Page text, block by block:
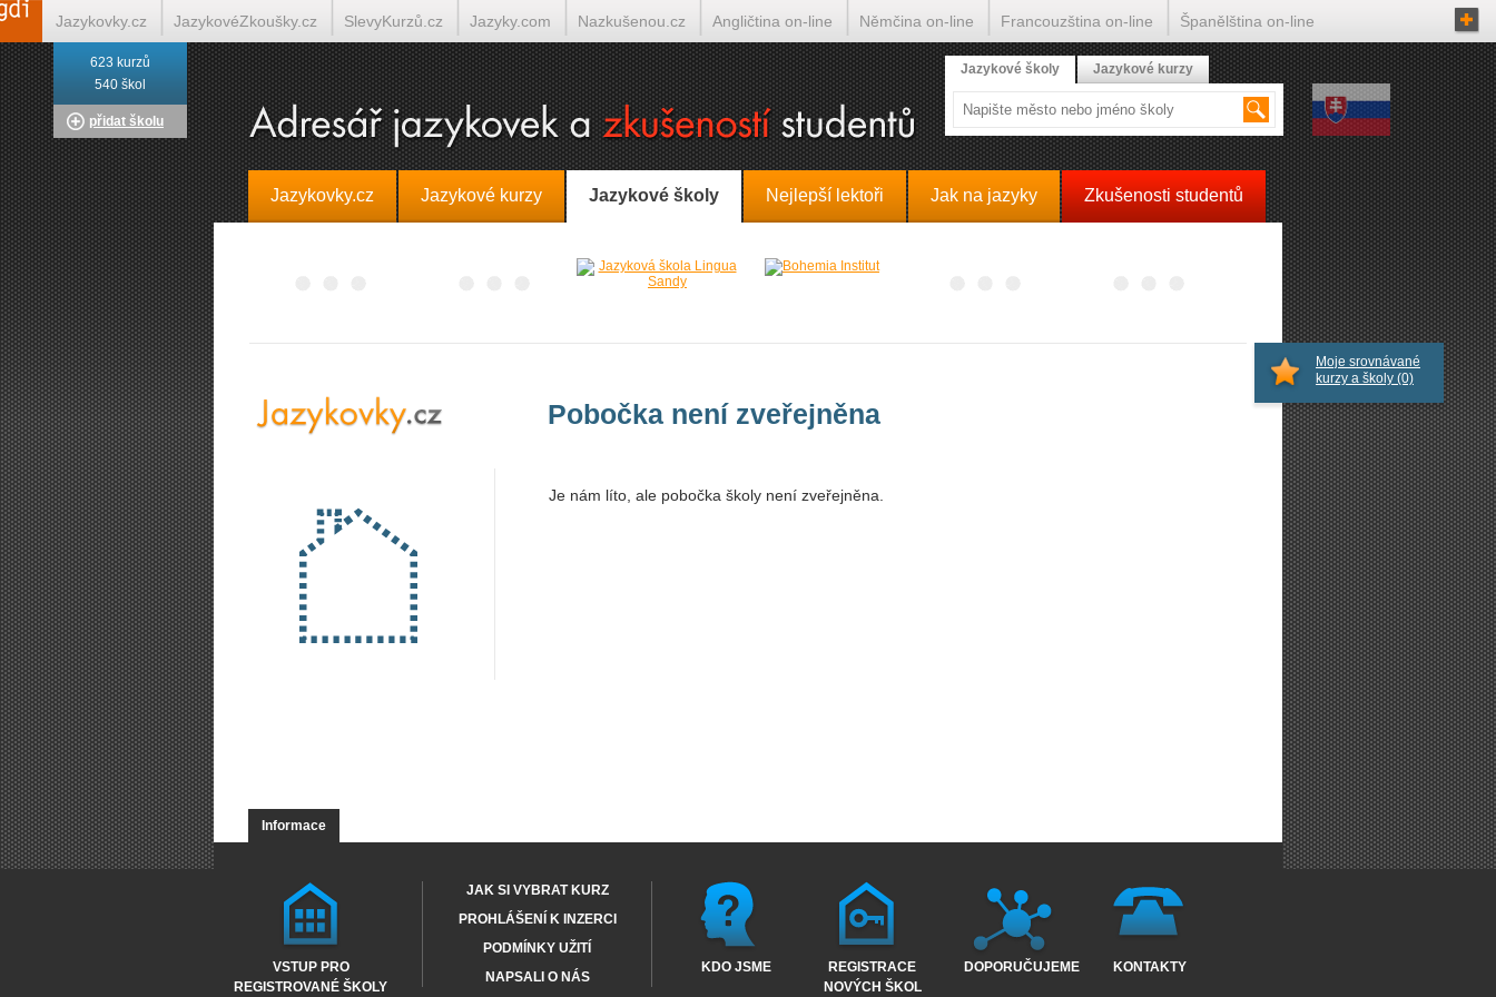
Jazykovky.cz Jazykové kurzy Jazykové školy Nejlepší lektoři Jak na jazyky Zkušenosti studentů
Pobočka není zveřejněna
Je nám líto, ale pobočka školy není zveřejněna.
Moje srovnávané
kurzy a školy (0)
623 kurzů
540 škol
přidat školu
Jazykové školy Jazykové kurzy
Informace
VSTUP PRO
REGISTROVANÉ ŠKOLY
JAK SI VYBRAT KURZ
PROHLÁŠENÍ K INZERCI
PODMÍNKY UŽITÍ
NAPSALI O NÁS
KDO JSME
REGISTRACE
NOVÝCH ŠKOL
DOPORUČUJEME KONTAKTY
Jazykovky.cz JazykovéZkoušky.cz SlevyKurzů.cz Jazyky.com Nazkušenou.cz Angličtina on-line Němčina on-line Francouzština on-line Španělština on-line
Italština on-line Tlumočení-Překlady.cz Překládá.cz Tlumočí.cz